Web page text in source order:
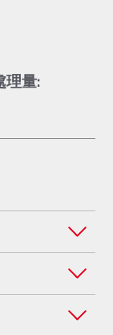
理量: